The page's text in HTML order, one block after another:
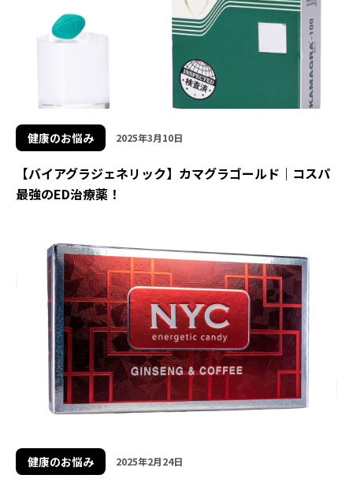
健康のお悩み 2025年3月10日
【バイアグラジェネリック】カマグラゴールド｜コスパ
最強のED治療薬！
健康のお悩み 2025年2月24日